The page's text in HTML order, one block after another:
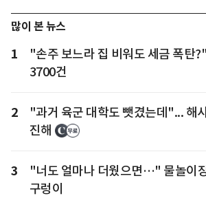
많이 본 뉴스
1
"손주 보느라 집 비워도 세금 폭탄
3700건
2
"과거 육군 대학도 뺏겼는데"... 해
진해
3
"너도 얼마나 더웠으면…" 물놀이
구렁이